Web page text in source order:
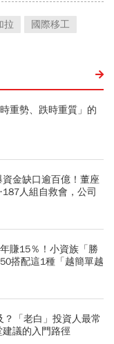
拉 國際移工
重勢、跌時重質」的
金缺口逾百億！董座
人組自救會，公司
賺15％！小資族「勝
搭配這1種「越簡單越
「老白」投資人最常
議的入門路徑